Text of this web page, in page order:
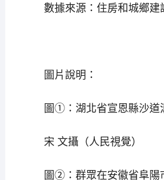
數據來源：住房和城鄉建
圖片說明：
圖①：湖北省宣恩縣沙道
宋 文攝（人民視覺）
圖②：群眾在安徽省阜陽